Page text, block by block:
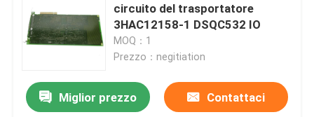
circuito del trasportatore
3HAC12158-1 DSQC532 IO
MOQ：1
Prezzo：negitiation
Miglior prezzo Contattaci